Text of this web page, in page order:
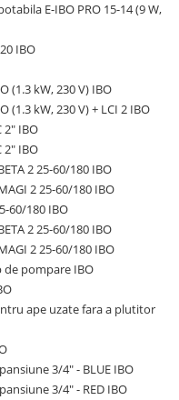
E-IBO PRO 15-14 (9 W,
IBO
(1.3 kW, 230 V) IBO
(1.3 kW, 230 V) + LCI 2 IBO
2" IBO
2" IBO
2 25-60/180 IBO
2 25-60/180 IBO
60/180 IBO
2 25-60/180 IBO
2 25-60/180 IBO
de pompare IBO
ape uzate fara a plutitor
3/4" - BLUE IBO
3/4" - RED IBO